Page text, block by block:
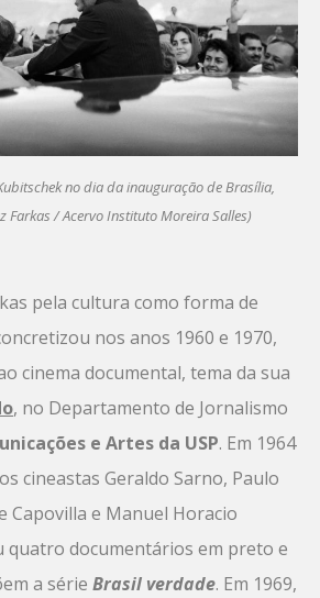
no dia da inauguração de Brasília,
Farkas / Acervo Instituto Moreira Salles)
pela cultura como forma de
nos anos 1960 e 1970,
cinema documental, tema da sua
, no Departamento de Jornalismo
e Artes da USP. Em 1964
cineastas Geraldo Sarno, Paulo
Capovilla e Manuel Horacio
quatro documentários em preto e
a série Brasil verdade. Em 1969,